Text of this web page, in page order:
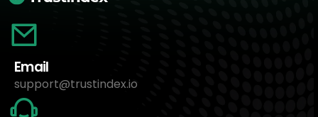
Email
support@trustindex.io